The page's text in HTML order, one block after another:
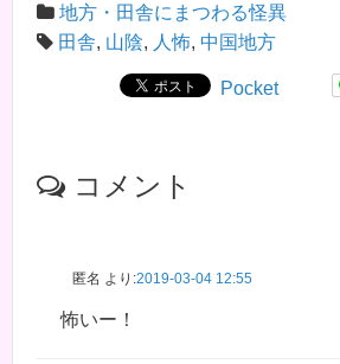
地方・田舎にまつわる怪異
田舎, 山陰, 人怖, 中国地方
Pocket
コメント
匿名 より:2019-03-04 12:55
怖いー！